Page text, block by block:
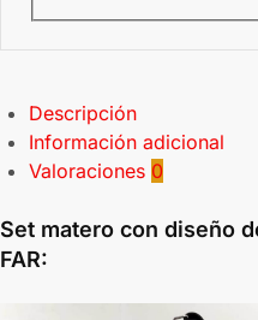
Descripción
Información adicional
Valoraciones 0
Set matero con diseño
FAR: